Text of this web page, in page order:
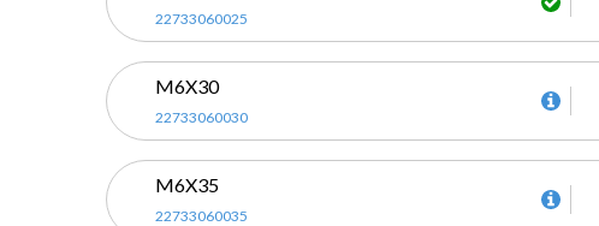
22733060025
M6X30
22733060030
M6X35
22733060035